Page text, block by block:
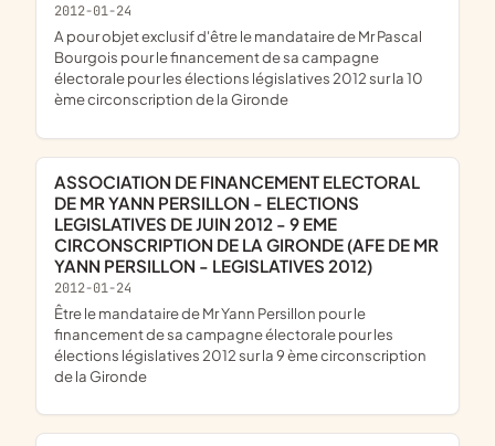
2012-01-24
a pour objet exclusif d'être le mandataire de Mr Pascal
Bourgois pour le financement de sa campagne
électorale pour les élections législatives 2012 sur la 10
ème circonscription de la Gironde
ASSOCIATION DE FINANCEMENT ELECTORAL
DE MR YANN PERSILLON - ELECTIONS
LEGISLATIVES DE JUIN 2012 - 9 EME
CIRCONSCRIPTION DE LA GIRONDE (AFE DE MR
YANN PERSILLON - LEGISLATIVES 2012)
2012-01-24
être le mandataire de Mr Yann Persillon pour le
financement de sa campagne électorale pour les
élections législatives 2012 sur la 9 ème circonscription
de la Gironde